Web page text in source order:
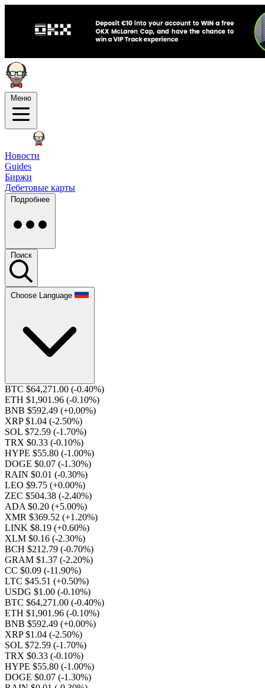
Меню
Новости
Guides
Биржи
Дебетовые карты
Подробнее
Поиск
Choose Language
BTC $64,271.00 (-0.40%)
ETH $1,901.96 (-0.10%)
BNB $592.49 (+0.00%)
XRP $1.04 (-2.50%)
SOL $72.59 (-1.70%)
TRX $0.33 (-0.10%)
HYPE $55.80 (-1.00%)
DOGE $0.07 (-1.30%)
RAIN $0.01 (-0.30%)
LEO $9.75 (+0.00%)
ZEC $504.38 (-2.40%)
ADA $0.20 (+5.00%)
XMR $369.52 (+1.20%)
LINK $8.19 (+0.60%)
XLM $0.16 (-2.30%)
BCH $212.79 (-0.70%)
GRAM $1.37 (-2.20%)
CC $0.09 (-11.90%)
LTC $45.51 (+0.50%)
USDG $1.00 (-0.10%)
BTC $64,271.00 (-0.40%)
ETH $1,901.96 (-0.10%)
BNB $592.49 (+0.00%)
XRP $1.04 (-2.50%)
SOL $72.59 (-1.70%)
TRX $0.33 (-0.10%)
HYPE $55.80 (-1.00%)
DOGE $0.07 (-1.30%)